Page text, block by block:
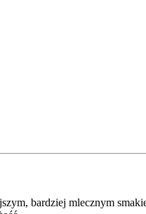
bardziej mlecznym